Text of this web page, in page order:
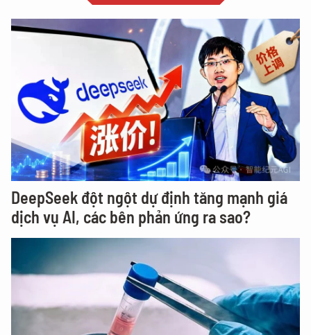
DeepSeek đột ngột dự định tăng mạnh giá
dịch vụ AI, các bên phản ứng ra sao?